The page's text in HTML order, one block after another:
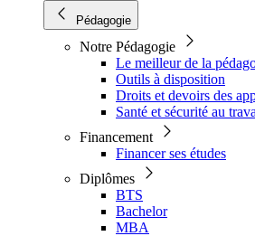
Pédagogie
Notre Pédagogie
Le meilleur de la
Outils à disposition
Droits et devoirs des
Santé et sécurité au
Financement
Financer ses études
Diplômes
BTS
Bachelor
MBA